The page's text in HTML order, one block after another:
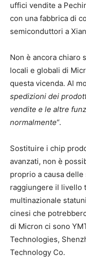
uffici vendite a
con una fabbrica di
semiconduttori a
Non è ancora chiaro
locali e globali di
questa vicenda. Al
spedizioni dei
vendite e le altre
normalmente“.
Sostituire i chip
avanzati, non è
proprio a causa
raggiungere il livello
multinazionale
cinesi che
di Micron ci sono
Technologies,
Technology Co.